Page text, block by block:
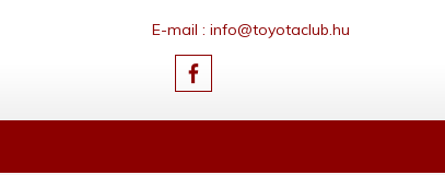
E-mail : info@toyotaclub.hu